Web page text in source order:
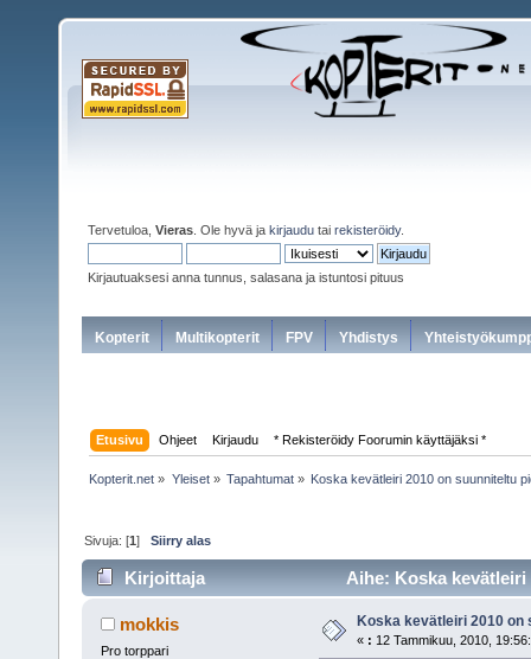
Tervetuloa, Vieras . Ole hyvä ja kirjaudu tai rekisteröidy.
Kirjautuaksesi anna tunnus, salasana ja istuntosi pituus
Kopterit Multikopterit FPV Yhdistys
Etusivu Ohjeet Kirjaudu * Rekisteröidy Foorumin käyttäjäksi *
Kopterit.net » Yleiset» Tapahtumat» Koska kevätleiri 2010 on suunniteltu
Sivuja: [1]Siirry alas
Kirjoittaja Aihe: Koska
mokkis
Pro torppari
Koska kevätleiri 2010 on
« : 12 Tammikuu, 2010,